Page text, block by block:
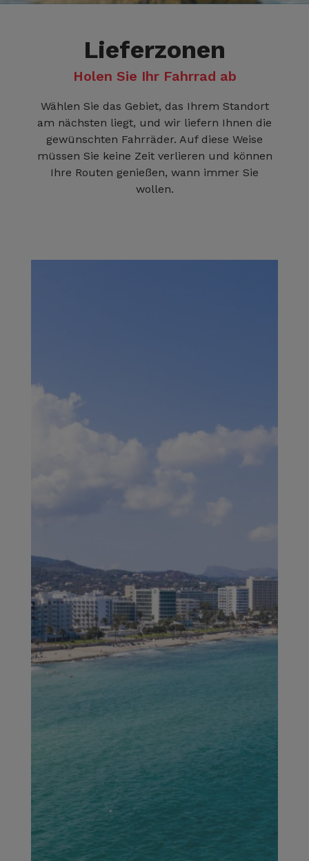
Lieferzonen
Holen Sie Ihr Fahrrad ab
Wählen Sie das Gebiet, das Ihrem Standort
am nächsten liegt, und wir liefern Ihnen die
gewünschten Fahrräder. Auf diese Weise
müssen Sie keine Zeit verlieren und können
Ihre Routen genießen, wann immer Sie
wollen.